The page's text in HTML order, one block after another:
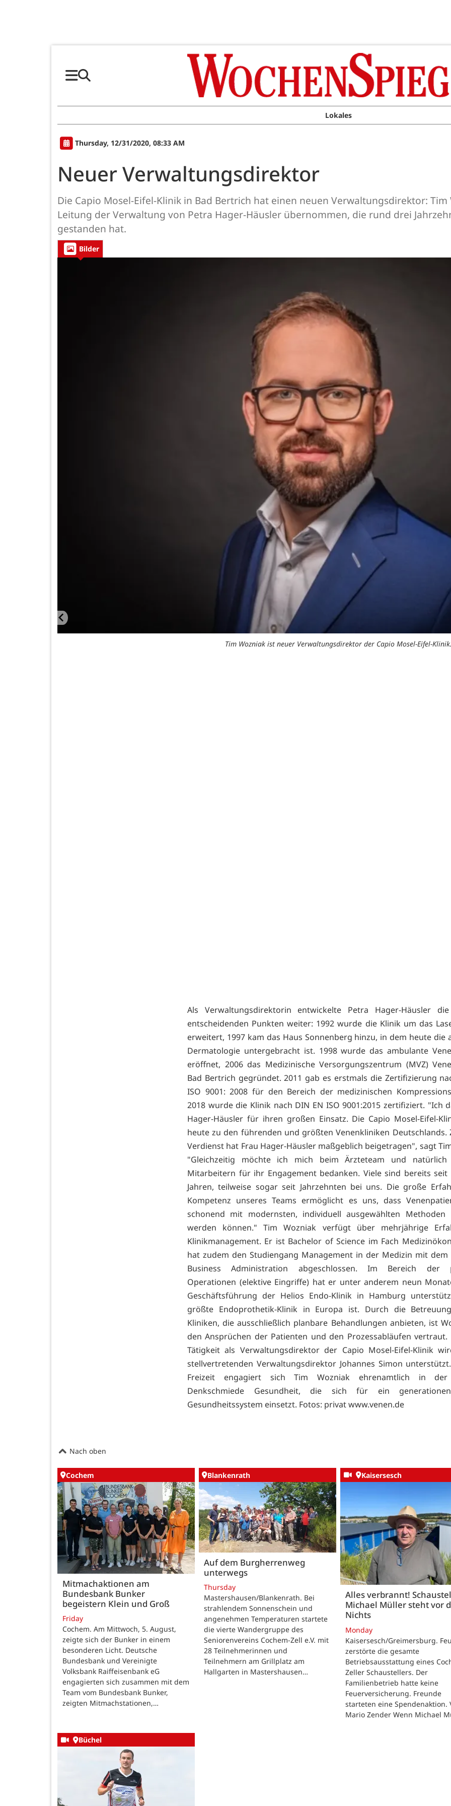
Lokales
Thursday, 12/31/2020, 08:33 AM
Neuer Verwaltungsdirektor
Die Capio Mosel-Eifel-Klinik in Bad Bertrich hat einen neuen Verwaltungsdirektor:
Leitung der Verwaltung von Petra Hager-Häusler übernommen, die rund drei
gestanden hat.
Bilder
Tim Wozniak ist neuer Verwaltungsdirektor der Capio Mosel-Eifel-
Als Verwaltungsdirektorin entwickelte Petra Hager-Häusler
entscheidenden Punkten weiter: 1992 wurde die Klinik um das
erweitert, 1997 kam das Haus Sonnenberg hinzu, in dem heute die
Dermatologie untergebracht ist. 1998 wurde das ambulante
eröffnet, 2006 das Medizinische Versorgungszentrum (MVZ)
Bad Bertrich gegründet. 2011 gab es erstmals die Zertifizierung
ISO 9001: 2008 für den Bereich der medizinischen
2018 wurde die Klinik nach DIN EN ISO 9001:2015 zertifiziert. "Ich
Hager-Häusler für ihren großen Einsatz. Die Capio Mosel-Eifel-
heute zu den führenden und größten Venenkliniken Deutschlands.
Verdienst hat Frau Hager-Häusler maßgeblich beigetragen", sagt
"Gleichzeitig möchte ich mich beim Ärzteteam und
Mitarbeitern für ihr Engagement bedanken. Viele sind bereits seit
Jahren, teilweise sogar seit Jahrzehnten bei uns. Die große
Kompetenz unseres Teams ermöglicht es uns, dass
schonend mit modernsten, individuell ausgewählten Methoden
werden können." Tim Wozniak verfügt über mehrjährige
Klinikmanagement. Er ist Bachelor of Science im Fach
hat zudem den Studiengang Management in der Medizin mit
Business Administration abgeschlossen. Im Bereich der
Operationen (elektive Eingriffe) hat er unter anderem neun
Geschäftsführung der Helios Endo-Klinik in Hamburg
größte Endoprothetik-Klinik in Europa ist. Durch die
Kliniken, die ausschließlich planbare Behandlungen anbieten, ist
den Ansprüchen der Patienten und den Prozessabläufen vertraut.
Tätigkeit als Verwaltungsdirektor der Capio Mosel-Eifel-Klinik
stellvertretenden Verwaltungsdirektor Johannes Simon
Freizeit engagiert sich Tim Wozniak ehrenamtlich in der
Denkschmiede Gesundheit, die sich für ein
Gesundheitssystem einsetzt. Fotos: privatwww.venen.de
Nach oben
Cochem
Mitmachaktionen am
Bundesbank Bunker
begeistern Klein und Groß
Friday
Cochem. Am Mittwoch, 5. August,
zeigte sich der Bunker in einem
besonderen Licht. Deutsche
Bundesbank und Vereinigte
Volksbank Raiffeisenbank eG
engagierten sich zusammen mit dem
Team vom Bundesbank Bunker,
zeigten Mitmachstationen,…
Blankenrath
Auf dem Burgherrenweg
unterwegs
Thursday
Mastershausen/Blankenrath. Bei
strahlendem Sonnenschein und
angenehmen Temperaturen startete
die vierte Wandergruppe des
Seniorenvereins Cochem-Zell e.V. mit
28 Teilnehmerinnen und
Teilnehmern am Grillplatz am
Hallgarten in Mastershausen…
Kaisersesch
Alles verbrannt!
Michael Müller steht vor
Nichts
Monday
Kaisersesch/Greimersburg.
zerstörte die gesamte
Betriebsausstattung eines
Zeller Schaustellers. Der
Familienbetrieb hatte keine
Feuerversicherung. Freunde
starteten eine Spendenaktion.
Mario Zender Wenn Michael
Büchel